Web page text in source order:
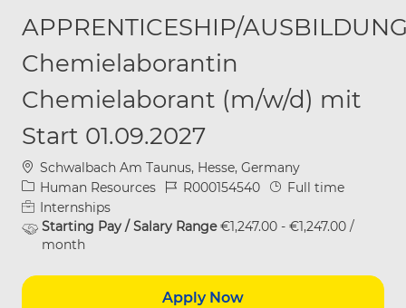
APPRENTICESHIP/
Chemielaborantin
Chemielaborant (m/w/d) mit
Start 01.09.2027
Location
Schwalbach Am Taunus, Hesse, Germany
Category
Human Resources Job IdR000154540 Job Type
Full time
Internships
Starting Pay / Salary Range€1,247.00 - €1,247.00 /
month
Apply Now